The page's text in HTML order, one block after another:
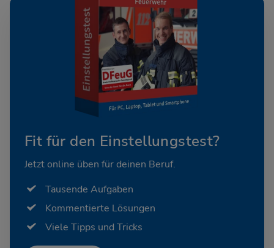
Fit für den Einstellungstest?
Jetzt online üben für deinen Beruf.
Tausende Aufgaben
Kommentierte Lösungen
Viele Tipps und Tricks